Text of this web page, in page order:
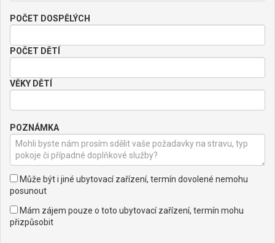
POČET DOSPĚLÝCH
POČET DĚTÍ
VĚKY DĚTÍ
POZNÁMKA
Může být i jiné ubytovací zařízení, termín dovolené nemohu
posunout
Mám zájem pouze o toto ubytovací zařízení, termín mohu
přizpůsobit